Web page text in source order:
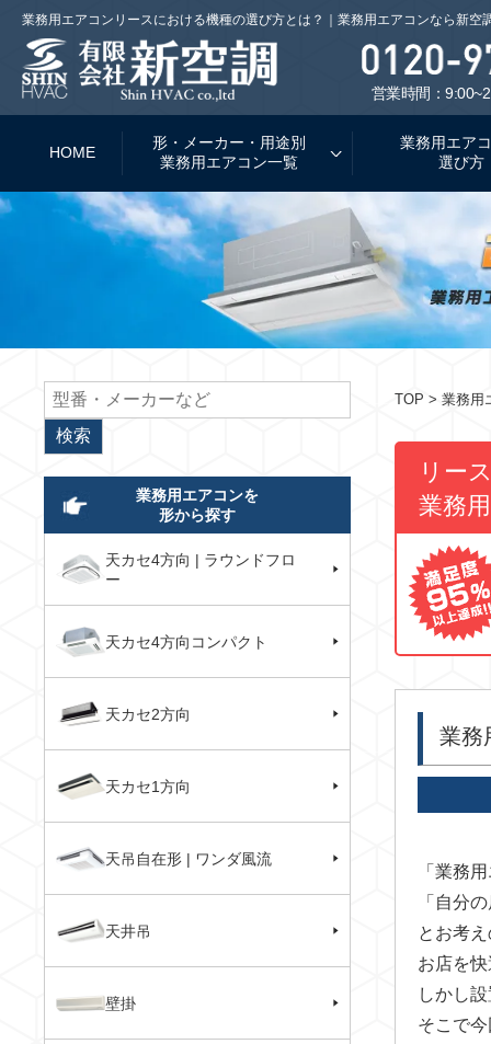
業務用エアコンリースにおける機種の選び方とは？｜業務用エアコンなら新空
営業時間：
HOME
形・メーカー・用途別
業務用エアコン一覧
業務用エア
選び方
TOP > 業務用
リー
業務
業務
「業務
「自分
とお考
お店を
しかし
そこで
業務用エアコンを
形から探す
天カセ4方向 | ラウンドフロ
ー
天カセ4方向コンパクト
天カセ2方向
天カセ1方向
天吊自在形 | ワンダ風流
天井吊
壁掛